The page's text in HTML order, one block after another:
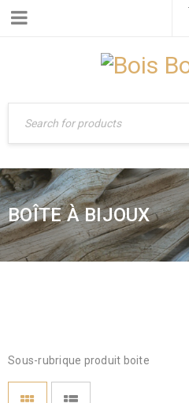
BOÎTE À BIJOUX
Sous-rubrique produit boite